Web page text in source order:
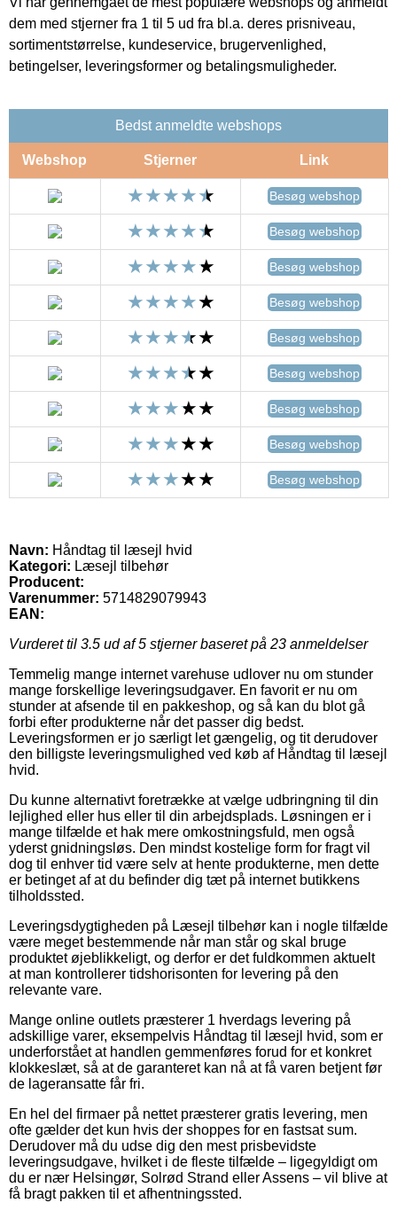
dem med stjerner fra 1 til 5 ud fra bl.a. deres prisniveau,
sortimentstørrelse, kundeservice, brugervenlighed,
betingelser, leveringsformer og betalingsmuligheder.
Bedst anmeldte webshops
Webshop Stjerner Link
Besøg webshop
Besøg webshop
Besøg webshop
Besøg webshop
Besøg webshop
Besøg webshop
Besøg webshop
Besøg webshop
Besøg webshop
Navn: Håndtag til læsejl hvid
Kategori: Læsejl tilbehør
Producent:
Varenummer: 5714829079943
EAN:
Vurderet til 3.5 ud af 5 stjerner baseret på 23 anmeldelser
Temmelig mange internet varehuse udlover nu om stunder
mange forskellige leveringsudgaver. En favorit er nu om
stunder at afsende til en pakkeshop, og så kan du blot gå
forbi efter produkterne når det passer dig bedst.
Leveringsformen er jo særligt let gængelig, og tit derudover
den billigste leveringsmulighed ved køb af Håndtag til læsejl
hvid.
Du kunne alternativt foretrække at vælge udbringning til din
lejlighed eller hus eller til din arbejdsplads. Løsningen er i
mange tilfælde et hak mere omkostningsfuld, men også
yderst gnidningsløs. Den mindst kostelige form for fragt vil
dog til enhver tid være selv at hente produkterne, men dette
er betinget af at du befinder dig tæt på internet butikkens
tilholdssted.
Leveringsdygtigheden på Læsejl tilbehør kan i nogle tilfælde
være meget bestemmende når man står og skal bruge
produktet øjeblikkeligt, og derfor er det fuldkommen aktuelt
at man kontrollerer tidshorisonten for levering på den
relevante vare.
Mange online outlets præsterer 1 hverdags levering på
adskillige varer, eksempelvis Håndtag til læsejl hvid, som er
underforstået at handlen gemmenføres forud for et konkret
klokkeslæt, så at de garanteret kan nå at få varen betjent før
de lageransatte får fri.
En hel del firmaer på nettet præsterer gratis levering, men
ofte gælder det kun hvis der shoppes for en fastsat sum.
Derudover må du udse dig den mest prisbevidste
leveringsudgave, hvilket i de fleste tilfælde – ligegyldigt om
du er nær Helsingør, Solrød Strand eller Assens – vil blive at
få bragt pakken til et afhentningssted.